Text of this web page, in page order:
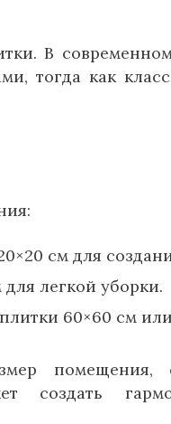
В
тогда как
см для
легкой уборки.
60×60 см
создать